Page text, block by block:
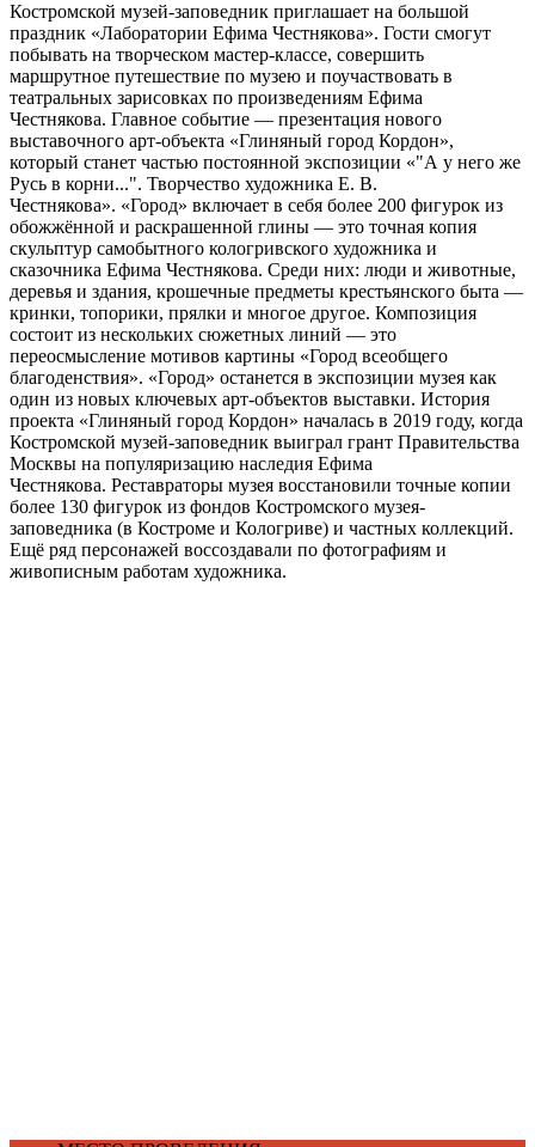
Костромской музей-заповедник приглашает на большой
праздник «Лаборатории Ефима Честнякова». Гости смогут
побывать на творческом мастер-классе, совершить
маршрутное путешествие по музею и поучаствовать в
театральных зарисовках по произведениям Ефима
Честнякова. Главное событие — презентация нового
выставочного арт-объекта «Глиняный город Кордон»,
который станет частью постоянной экспозиции «"А у него же
Русь в корни...". Творчество художника Е. В.
Честнякова». «Город» включает в себя более 200 фигурок из
обожжённой и раскрашенной глины — это точная копия
скульптур самобытного кологривского художника и
сказочника Ефима Честнякова. Среди них: люди и животные,
деревья и здания, крошечные предметы крестьянского быта —
кринки, топорики, прялки и многое другое. Композиция
состоит из нескольких сюжетных линий — это
переосмысление мотивов картины «Город всеобщего
благоденствия». «Город» останется в экспозиции музея как
один из новых ключевых арт-объектов выставки. История
проекта «Глиняный город Кордон» началась в 2019 году, когда
Костромской музей-заповедник выиграл грант Правительства
Москвы на популяризацию наследия Ефима
Честнякова. Реставраторы музея восстановили точные копии
более 130 фигурок из фондов Костромского музея-
заповедника (в Костроме и Кологриве) и частных коллекций.
Ещё ряд персонажей воссоздавали по фотографиям и
живописным работам художника.